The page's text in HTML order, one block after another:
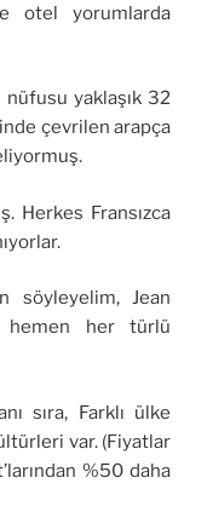
otel yorumlarda
nüfusu yaklaşık 32
çevrilen arapça
Herkes Fransızca
söyleyelim, Jean
hemen her türlü
sıra, Farklı ülke
var. (Fiyatlar
%50 daha